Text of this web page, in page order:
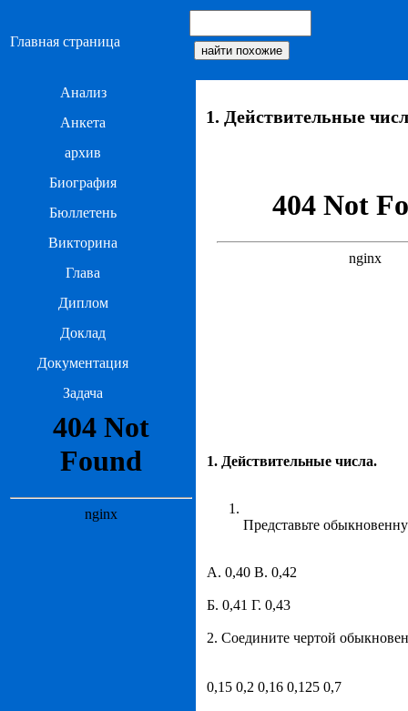
Главная страница
Анализ
Анкета
архив
Биография
Бюллетень
Викторина
Глава
Диплом
Доклад
Документация
Задача
1. Действительные
1. Действительные числа.
Представьте
А. 0,40 В. 0,42
Б. 0,41 Г. 0,43
2. Соедините чертой
0,15 0,2 0,16 0,125 0,7